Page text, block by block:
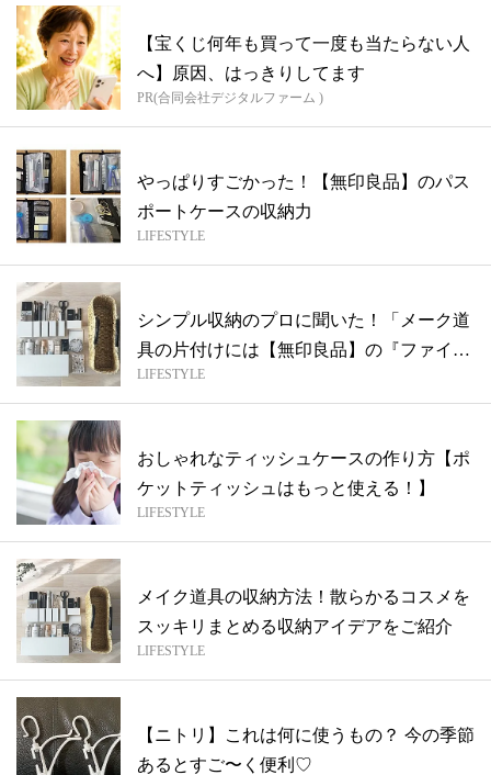
【宝くじ何年も買って一度も当たらない人
へ】原因、はっきりしてます
PR(合同会社デジタルファーム )
やっぱりすごかった！【無印良品】のパス
ポートケースの収納力
LIFESTYLE
シンプル収納のプロに聞いた！「メーク道
具の片付けには【無印良品】の『ファイル
ボッ...
LIFESTYLE
おしゃれなティッシュケースの作り方【ポ
ケットティッシュはもっと使える！】
LIFESTYLE
メイク道具の収納方法！散らかるコスメを
スッキリまとめる収納アイデアをご紹介
LIFESTYLE
【ニトリ】これは何に使うもの？ 今の季節
あるとすご〜く便利♡